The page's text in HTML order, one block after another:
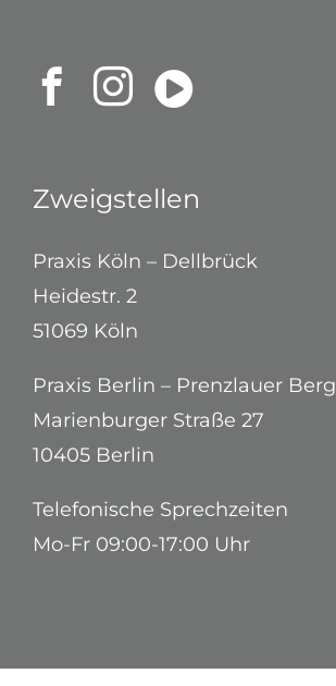
Zweigstellen
Praxis Köln – Dellbrück
Heidestr. 2
51069 Köln
Praxis Berlin – Prenzlauer Berg
Marienburger Straße 27
10405 Berlin
Telefonische Sprechzeiten
Mo-Fr 09:00-17:00 Uhr